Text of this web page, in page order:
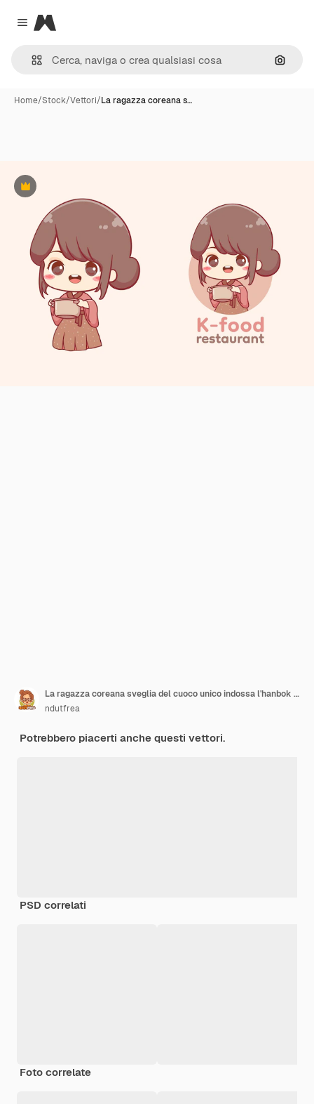
Close menu
Magnific
Cerca
Home/Stock/Vettori/La ragazza coreana s…
Premium
La ragazza coreana sveglia del cuoco unico indossa l'hanbok e presenta una ciotola di logo del masot del cibo
ndutfrea
Potrebbero piacerti anche questi vettori.
PSD correlati
Foto correlate